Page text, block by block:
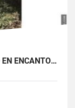
OPORTUNIDAD! SE VENDE TERRENO EN ENCANTO DE ALTOS DEL MARIA